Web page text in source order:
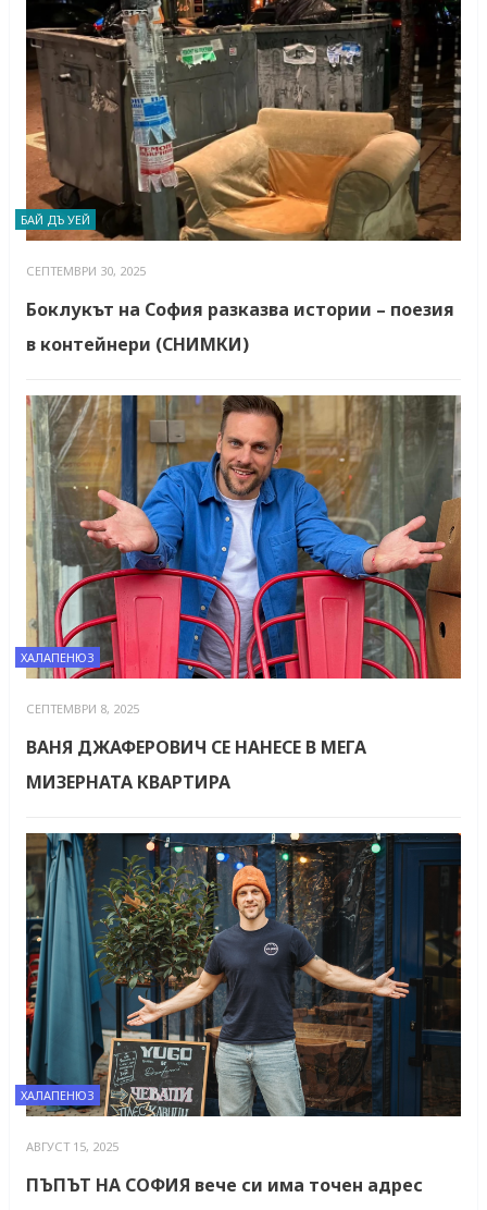
БАЙ ДЪ УЕЙ
СЕПТЕМВРИ 30, 2025
Боклукът на София разказва истории – поезия
в контейнери (СНИМКИ)
ХАЛАПЕНЮЗ
СЕПТЕМВРИ 8, 2025
ВАНЯ ДЖАФЕРОВИЧ СЕ НАНЕСЕ В МЕГА
МИЗЕРНАТА КВАРТИРА
ХАЛАПЕНЮЗ
АВГУСТ 15, 2025
ПЪПЪТ НА СОФИЯ вече си има точен адрес